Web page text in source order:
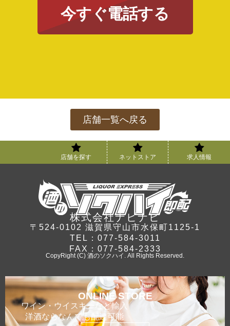
今すぐ電話する
店舗一覧へ戻る
店舗を探す ネットストア 求人情報
株式会社ナビナビ
〒524-0102 滋賀県守山市水保町1125-1
TEL：077-584-3011
FAX：077-584-2333
CopyRight (C) 酒のソクハイ. All Rights Reserved.
ONLINE STORE
ワイン・ウイスキーなど輸入
洋酒ならなんでも配達可能